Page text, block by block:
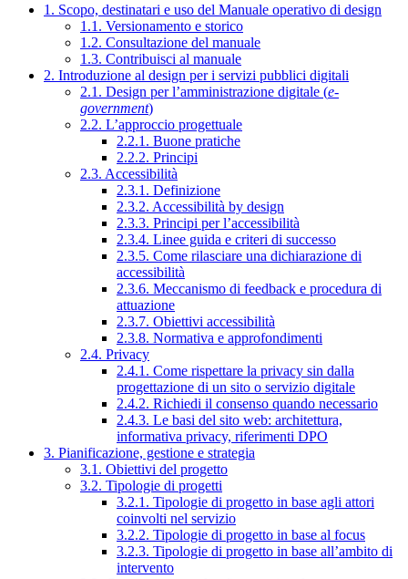
1. Scopo, destinatari e uso del Manuale operativo di design
1.1. Versionamento e storico
1.2. Consultazione del manuale
1.3. Contribuisci al manuale
2. Introduzione al design per i servizi pubblici digitali
2.1. Design per l’amministrazione digitale (e-
government)
2.2. L’approccio progettuale
2.2.1. Buone pratiche
2.2.2. Principi
2.3. Accessibilità
2.3.1. Definizione
2.3.2. Accessibilità by design
2.3.3. Principi per l’accessibilità
2.3.4. Linee guida e criteri di successo
2.3.5. Come rilasciare una dichiarazione di
accessibilità
2.3.6. Meccanismo di feedback e procedura di
attuazione
2.3.7. Obiettivi accessibilità
2.3.8. Normativa e approfondimenti
2.4. Privacy
2.4.1. Come rispettare la privacy sin dalla
progettazione di un sito o servizio digitale
2.4.2. Richiedi il consenso quando necessario
2.4.3. Le basi del sito web: architettura,
informativa privacy, riferimenti DPO
3. Pianificazione, gestione e strategia
3.1. Obiettivi del progetto
3.2. Tipologie di progetti
3.2.1. Tipologie di progetto in base agli attori
coinvolti nel servizio
3.2.2. Tipologie di progetto in base al focus
3.2.3. Tipologie di progetto in base all’ambito di
intervento